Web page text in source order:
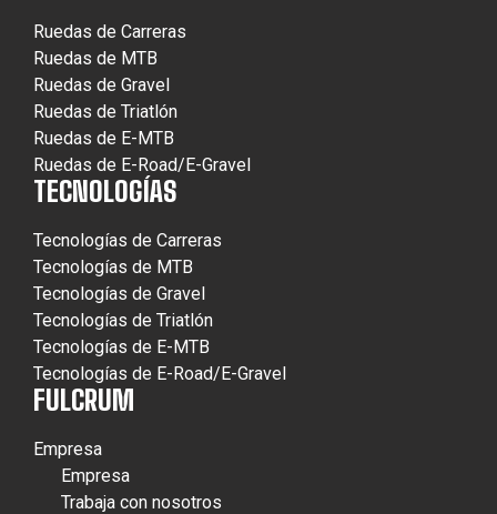
Ruedas de Carreras
Ruedas de MTB
Ruedas de Gravel
Ruedas de Triatlón
Ruedas de E-MTB
Ruedas de E-Road/E-Gravel
TECNOLOGÍAS
Tecnologías de Carreras
Tecnologías de MTB
Tecnologías de Gravel
Tecnologías de Triatlón
Tecnologías de E-MTB
Tecnologías de E-Road/E-Gravel
FULCRUM
Empresa
Empresa
Trabaja con nosotros